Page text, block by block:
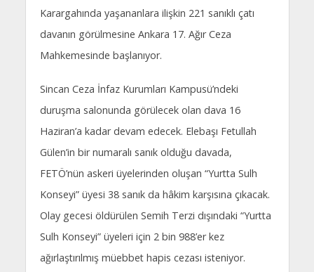
Karargahında yaşananlara ilişkin 221 sanıklı çatı
davanın görülmesine Ankara 17. Ağır Ceza
Mahkemesinde başlanıyor.
Sincan Ceza İnfaz Kurumları Kampusü’ndeki
duruşma salonunda görülecek olan dava 16
Haziran’a kadar devam edecek. Elebaşı Fetullah
Gülen’in bir numaralı sanık olduğu davada,
FETÖ’nün askeri üyelerinden oluşan “Yurtta Sulh
Konseyi” üyesi 38 sanık da hâkim karşısına çıkacak.
Olay gecesi öldürülen Semih Terzi dışındaki “Yurtta
Sulh Konseyi” üyeleri için 2 bin 988’er kez
ağırlaştırılmış müebbet hapis cezası isteniyor.